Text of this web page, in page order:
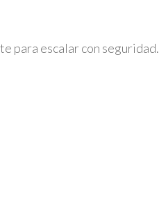
para escalar con seguridad.